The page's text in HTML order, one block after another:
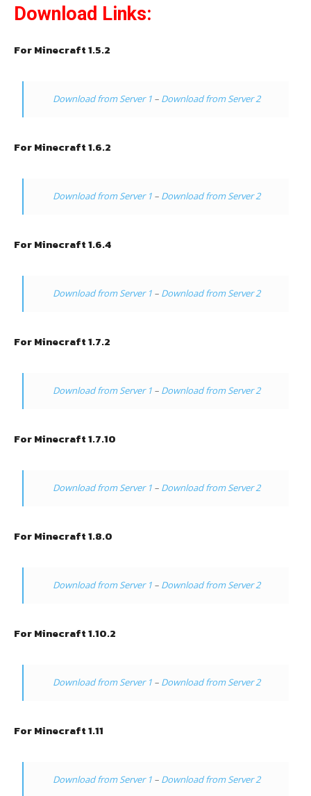
Download Links:
For Minecraft 1.5.2
Download from Server 1– Download from Server 2
For Minecraft 1.6.2
Download from Server 1– Download from Server 2
For Minecraft 1.6.4
Download from Server 1– Download from Server 2
For Minecraft 1.7.2
Download from Server 1– Download from Server 2
For Minecraft 1.7.10
Download from Server 1– Download from Server 2
For Minecraft 1.8.0
Download from Server 1– Download from Server 2
For Minecraft 1.10.2
Download from Server 1– Download from Server 2
For Minecraft 1.11
Download from Server 1– Download from Server 2